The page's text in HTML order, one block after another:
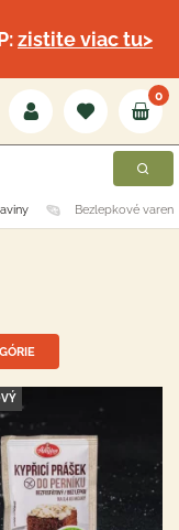
zistite viac tu>
0
Bezlepkové